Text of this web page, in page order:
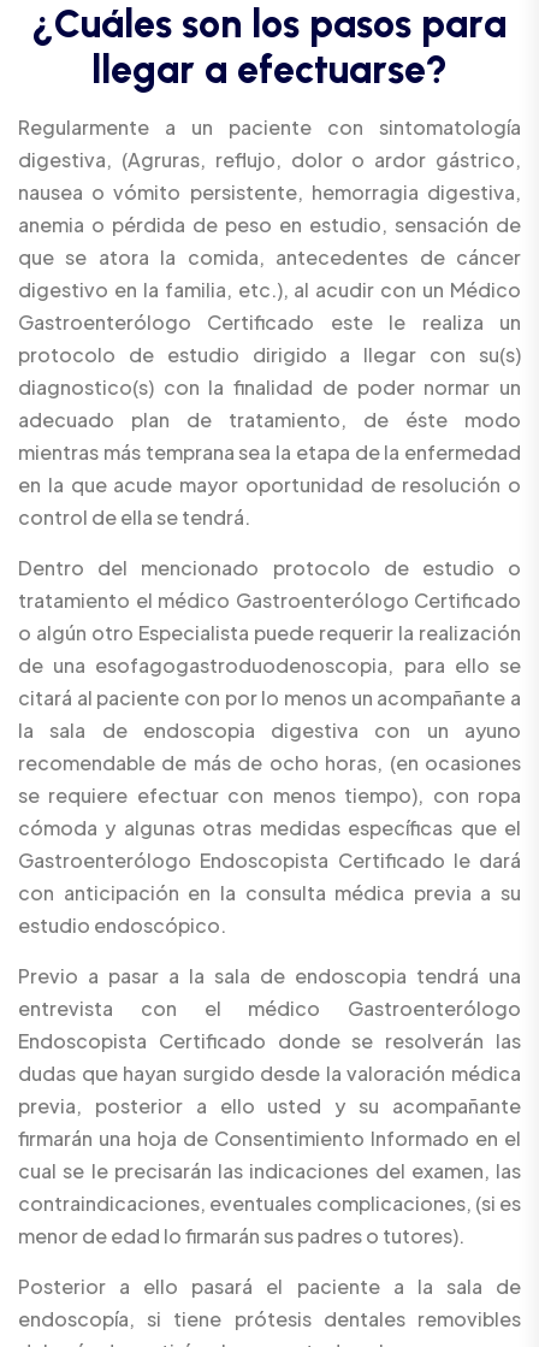
¿Cuá es son os pasos para
egar a efectuarse?
Regularmente a un paciente con sintomatología
digestiva, (Agruras, reflujo, dolor o ardor gástrico,
nausea o vómito persistente, hemorragia digestiva,
anemia o pérdida de peso en estudio, sensación de
que se atora la comida, antecedentes de cáncer
digestivo en la familia, etc.), al acudir con un Médico
Gastroenterólogo Certificado este le realiza un
protocolo de estudio dirigido a llegar con su(s)
diagnostico(s) con la finalidad de poder normar un
adecuado plan de tratamiento, de éste modo
mientras más temprana sea la etapa de la enfermedad
en la que acude mayor oportunidad de resolución o
control de ella se tendrá.
Dentro del mencionado protocolo de estudio o
tratamiento el médico Gastroenterólogo Certificado
o algún otro Especialista puede requerir la realización
de una esofagogastroduodenoscopia, para ello se
citará al paciente con por lo menos un acompañante a
la sala de endoscopia digestiva con un ayuno
recomendable de más de ocho horas, (en ocasiones
se requiere efectuar con menos tiempo), con ropa
cómoda y algunas otras medidas específicas que el
Gastroenterólogo Endoscopista Certificado le dará
con anticipación en la consulta médica previa a su
estudio endoscópico.
Previo a pasar a la sala de endoscopia tendrá una
entrevista con el médico Gastroenterólogo
Endoscopista Certificado donde se resolverán las
dudas que hayan surgido desde la valoración médica
previa, posterior a ello usted y su acompañante
firmarán una hoja de Consentimiento Informado en el
cual se le precisarán las indicaciones del examen, las
contraindicaciones, eventuales complicaciones, (si es
menor de edad lo firmarán sus padres o tutores).
Posterior a ello pasará el paciente a la sala de
endoscopía, si tiene prótesis dentales removibles